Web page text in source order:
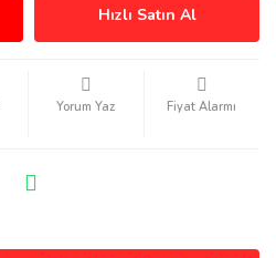
Hızlı Satın Al
Yorum Yaz Fiyat Alarmı